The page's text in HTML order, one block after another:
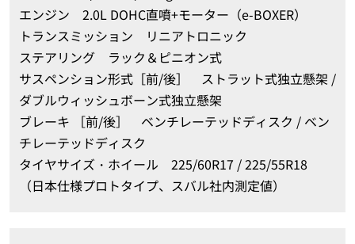
エンジン 2.0L DOHC直噴+モーター（e-BOXER）
トランスミッション リニアトロニック
ステアリング ラック＆ピニオン式
サスペンション形式［前/後］ ストラット式独立懸架 /
ダブルウィッシュボーン式独立懸架
ブレーキ ［前/後］ ベンチレーテッドディスク / ベン
チレーテッドディスク
タイヤサイズ・ホイール 225/60R17 / 225/55R18
（日本仕様プロトタイプ、スバル社内測定値）